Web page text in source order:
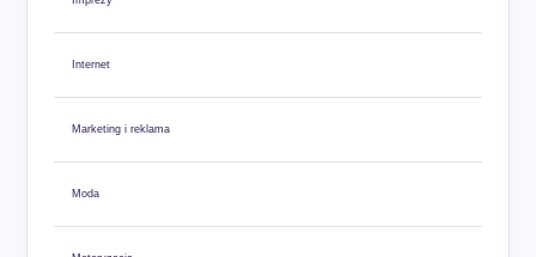
Internet
Marketing i reklama
Moda